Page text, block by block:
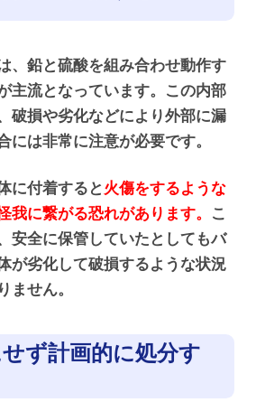
、鉛と硫酸を組み合わせ動作す
主流となっています。この内部
破損や劣化などにより外部に漏
には非常に注意が必要です。
に付着すると 火傷をするような
我に繋がる恐れがあります。
こ
安全に保管していたとしてもバ
が劣化して破損するような状況
ません。
ず計画的に処分す